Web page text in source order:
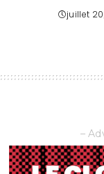
juillet
–